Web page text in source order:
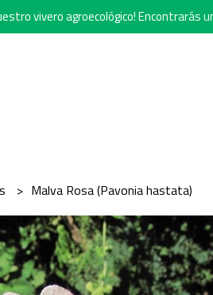
vivero agroecológico! Encontrarás
Malva Rosa (Pavonia hastata)